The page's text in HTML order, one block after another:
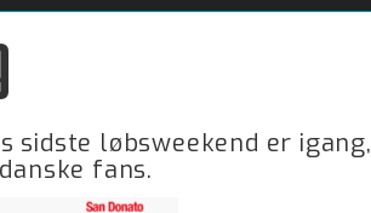
løbsweekend er igang,
fans.